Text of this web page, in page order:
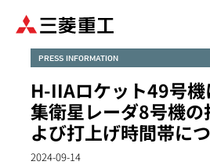
PRESS INFORMATION
H-IIAロケット49号
集衛星レーダ8号機
よび打上げ時間帯に
2024-09-14